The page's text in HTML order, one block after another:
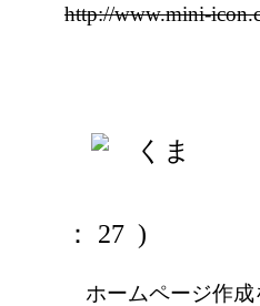
http://www.mini-
： 27 )
ホームページ作成